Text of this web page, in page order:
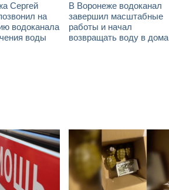
Сергей
на
водоканала
воды
В Воронеже водоканал
завершил масштабные
работы и начал
возвращать воду в дома